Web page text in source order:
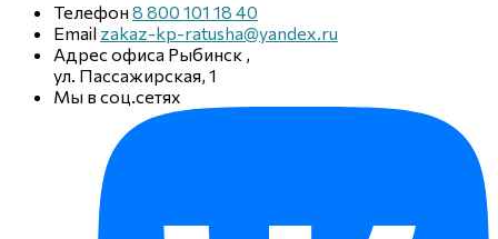
Телефон 8 800 101 18 40
Email zakaz-kp-ratusha@yandex.ru
Адрес офиса Рыбинск ,
ул. Пассажирская, 1
Мы в соц.сетях